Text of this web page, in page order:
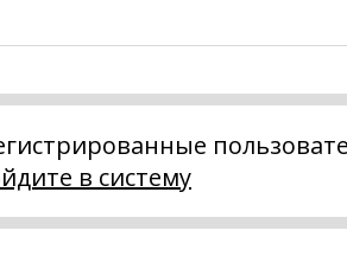
в систему